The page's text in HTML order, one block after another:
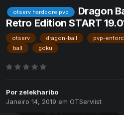
otserv hardcore pvp
Dragon
Retro Edition START
otserv dragon-ball pvp-
ball
goku
Por zelekharibo
Janeiro 14, 2019 em OTServlist